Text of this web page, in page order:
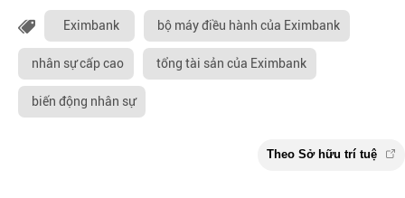
Eximbank bộ máy điều hành của Eximbank
nhân sự cấp cao tổng tài sản của Eximbank
biến động nhân sự